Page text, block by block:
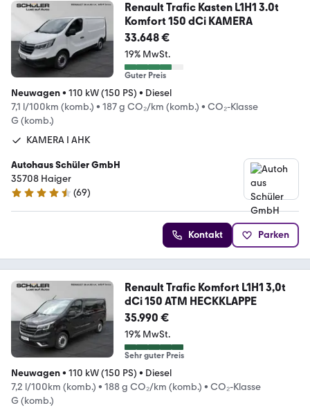
Renault Trafic Kasten L1H1 3.0t
Komfort 150 dCi KAMERA
33.648 €
19% MwSt.
Guter Preis
Neuwagen• 110 kW (150 PS) • Diesel
7,1 l/100km (komb.) • 187 g CO₂/km (komb.) • CO₂-Klasse
G (komb.)
KAMERA I AHK
Autohaus Schüler GmbH
35708 Haiger
4.7 Sterne
(69)
Kontakt Parken
Renault Trafic Komfort L1H1 3,0t
dCi 150 ATM HECKKLAPPE
35.990 €
19% MwSt.
Sehr guter Preis
Neuwagen• 110 kW (150 PS) • Diesel
7,2 l/100km (komb.) • 188 g CO₂/km (komb.) • CO₂-Klasse
G (komb.)